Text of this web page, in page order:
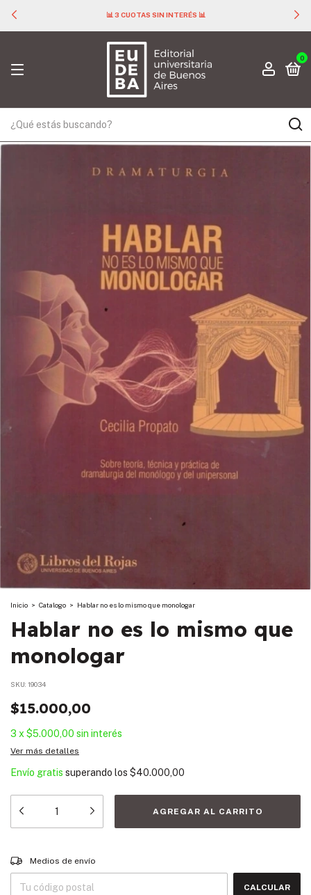
📊 3 CUOTAS SIN INTERÉS 📊
0
Inicio > Catalogo > Hablar no es lo mismo que monologar
Hablar no es lo mismo que
monologar
SKU: 19034
$15.000,00
3 x$5.000,00 sin interés
Ver más detalles
Envío gratis superando los $40.000,00
Entregas para el CP:
Medios de envío
CALCULAR